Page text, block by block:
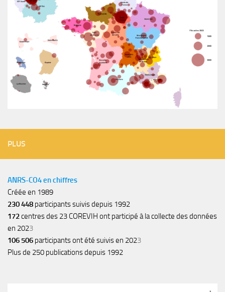
PLUS
ANRS-CO4 en chiffres
Créée en 1989
230 448 participants suivis depuis 1992
172centres des 23 COREVIH ont participé à la collecte des données
en 2023
106 506 participants ont été suivis en 2023
Plus de 250 publications depuis 1992